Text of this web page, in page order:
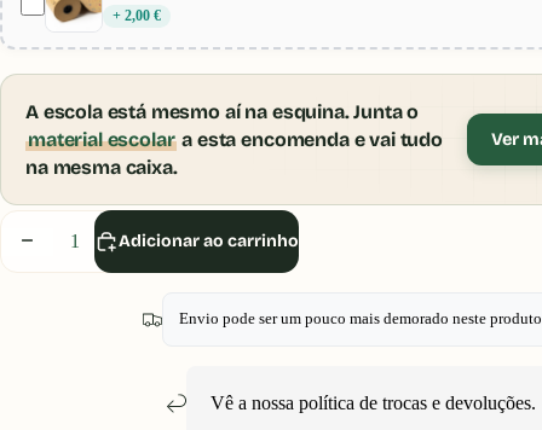
+ 2,00 €
Diminuir
quantidade
Aumentar
A escola está mesmo aí na esquina. Junta o
material escolar a esta encomenda e vai tudo
na mesma caixa.
Ver
Adicionar ao carrinho
Envio pode ser um pouco mais demorado neste
Vê a nossa política de trocas e devoluções.